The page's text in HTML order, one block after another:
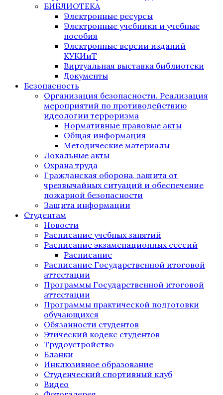
БИБЛИОТЕКА
Электронные ресурсы
Электронные учебники и учебные
пособия
Электронные версии изданий
КУКИиТ
Виртуальная выставка библиотеки
Документы
Безопасность
Организация безопасности. Реализация
мероприятий по противодействию
идеологии терроризма
Нормативные правовые акты
Общая информация
Методические материалы
Локальные акты
Охрана труда
Гражданская оборона, защита от
чрезвычайных ситуаций и обеспечение
пожарной безопасности
Защита информации
Студентам
Новости
Расписание учебных занятий
Расписание экзаменационных сессий
Расписание
Расписание Государственной итоговой
аттестации
Программы Государственной итоговой
аттестации
Программы практической подготовки
обучающихся
Обязанности студентов
Этический кодекс студентов
Трудоустройство
Бланки
Инклюзивное образование
Студенческий спортивный клуб
Видео